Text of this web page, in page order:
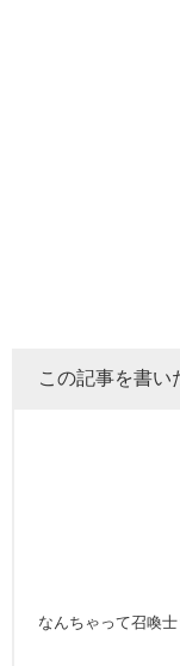
この記事を書い
なんちゃって召喚